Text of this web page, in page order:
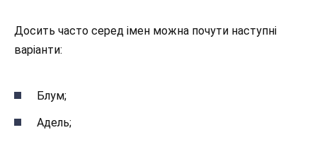
Досить часто серед імен можна почути наступні
варіанти:
Блум;
Адель;